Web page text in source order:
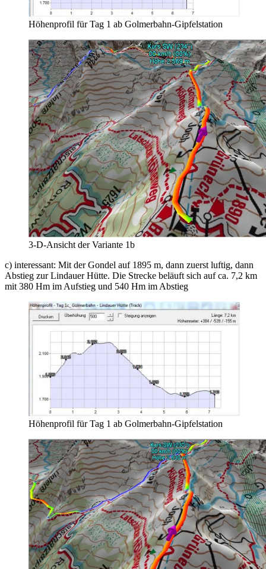
Höhenprofil für Tag 1 ab Golmerbahn-Gipfelstation
3-D-Ansicht der Variante 1b
c) interessant: Mit der Gondel auf 1895 m, dann zuerst luftig, dann
Abstieg zur Lindauer Hütte. Die Strecke beläuft sich auf ca. 7,2 km
mit 380 Hm im Aufstieg und 540 Hm im Abstieg
Höhenprofil für Tag 1 ab Golmerbahn-Gipfelstation